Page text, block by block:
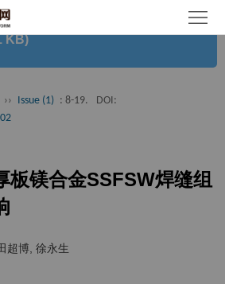
KB)
›› Issue (1) : 8-19.
DOI:
板镁合金SSFSW焊缝组
超博, 徐永生